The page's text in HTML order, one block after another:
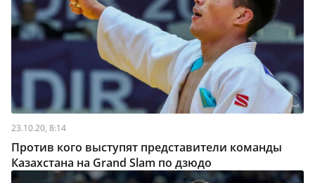
23.10.20, 8:14
Против кого выступят представители команды
Казахстана на Grand Slam по дзюдо